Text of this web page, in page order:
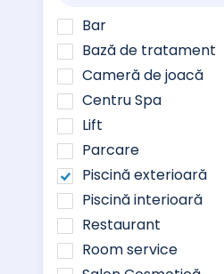
Bar
Bază de tratament
Cameră de joacă
Centru Spa
Lift
Parcare
Piscină exterioară
Piscină interioară
Restaurant
Room service